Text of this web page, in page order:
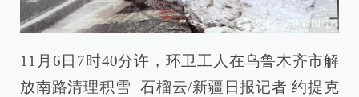
11月6日7时40分许，环卫工人在乌鲁木齐市解
放南路清理积雪 石榴云/新疆日报记者 约提克